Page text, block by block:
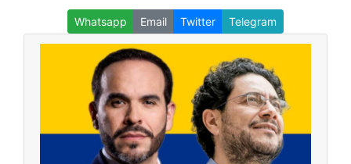
Whatsapp Email Twitter Telegram